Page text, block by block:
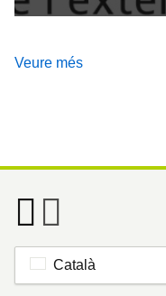
Veure més
Català